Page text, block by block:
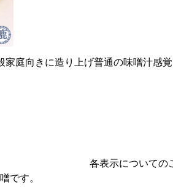
庭向きに造り上げ普通の味噌汁感
各表示についての
です。